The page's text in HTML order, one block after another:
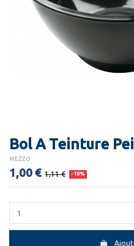
Bol A Teinture
MEZZO
1,00 € 1,11 € -10%